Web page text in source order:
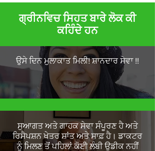
ਗ੍ਰੀਨਵਿਚ ਸਿਹਤ ਬਾਰੇ ਲੋਕ ਕੀ
ਕਹਿੰਦੇ ਹਨ
ਉਸੇ ਦਿਨ ਮੁਲਾਕਾਤ ਮਿਲੀ! ਸ਼ਾਨਦਾਰ ਸੇਵਾ !!
ਸੁਆਗਤ ਅਤੇ ਗਾਹਕ ਸੇਵਾ ਸੰਪੂਰਣ ਹੈ ਅਤੇ
ਰਿਸੈਪਸ਼ਨ ਖੇਤਰ ਸ਼ਾਂਤ ਅਤੇ ਸਾਫ਼ ਹੈ। ਡਾਕਟਰ
ਨੂੰ ਮਿਲਣ ਤੋਂ ਪਹਿਲਾਂ ਕੋਈ ਲੰਬੀ ਉਡੀਕ ਨਹੀਂ